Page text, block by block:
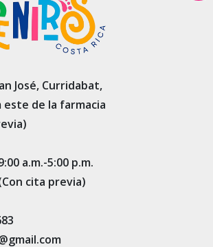
José, Curridabat,
este de la farmacia
a.m.-5:00 p.m.
cita previa)